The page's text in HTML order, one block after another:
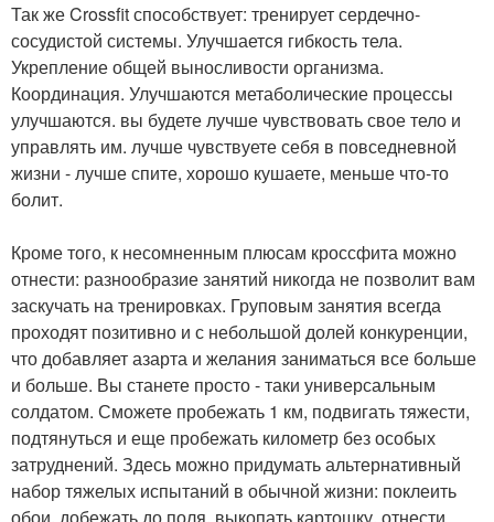
Так же Crossfit способствует: тренирует сердечно-
сосудистой системы. Улучшается гибкость тела.
Укрепление общей выносливости организма.
Координация. Улучшаются метаболические процессы
улучшаются. вы будете лучше чувствовать свое тело и
управлять им. лучше чувствуете себя в повседневной
жизни - лучше спите, хорошо кушаете, меньше что-то
болит.
Кроме того, к несомненным плюсам кроссфита можно
отнести: разнообразие занятий никогда не позволит вам
заскучать на тренировках. Груповым занятия всегда
проходят позитивно и с небольшой долей конкуренции,
что добавляет азарта и желания заниматься все больше
и больше. Вы станете просто - таки универсальным
солдатом. Сможете пробежать 1 км, подвигать тяжести,
подтянуться и еще пробежать километр без особых
затруднений. Здесь можно придумать альтернативный
набор тяжелых испытаний в обычной жизни: поклеить